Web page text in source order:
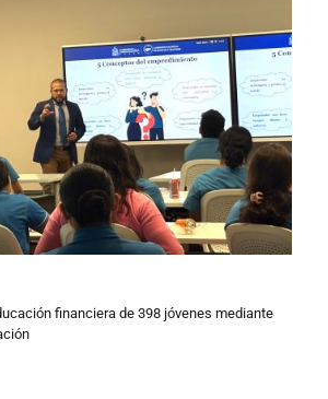
financiera de 398 jóvenes mediante